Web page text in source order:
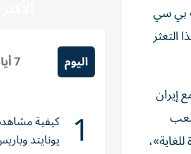
بي سي
التعثر
إيران
اليوم 7 أيام
1 كيفية
يونايتد